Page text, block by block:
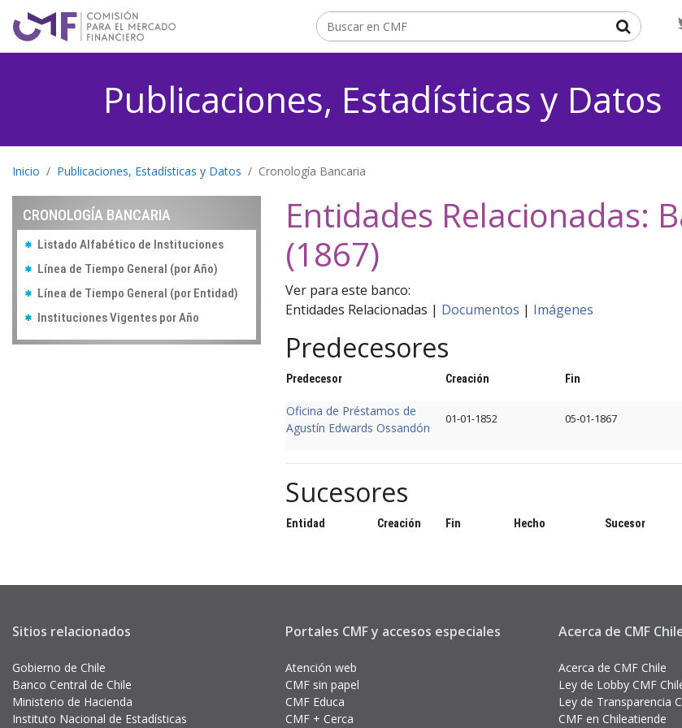
principal
Buscar
Publicaciones, Estadísticas y Datos
Inicio Publicaciones, Estadísticas y Datos Cronología Bancaria
CRONOLOGÍA BANCARIA
Listado Alfabético de Instituciones
Línea de Tiempo General (por Año)
Línea de Tiempo General (por Entidad)
Instituciones Vigentes por Año
Entidades Relacionadas:
(1867)
Ver para este banco:
Entidades Relacionadas | Documentos | Imágenes
Predecesores
Predecesor Creación Fin
Oficina de Préstamos de
Agustín Edwards Ossandón
01-01-1852 05-01-1867
Sucesores
Entidad Creación Fin Hecho Sucesor
Sitios relacionados
Gobierno de Chile
Banco Central de Chile
Ministerio de Hacienda
Instituto Nacional de Estadísticas
Portales CMF y accesos especiales
Atención web
CMF sin papel
CMF Educa
CMF + Cerca
Acerca de CMF
Acerca de CMF Chile
Ley de Lobby CMF
Ley de Transparencia
CMF en Chileatiende